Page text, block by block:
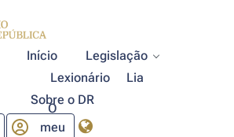
Início
Legislação
Lexionário
Lia
Sobre o DR
O
meu